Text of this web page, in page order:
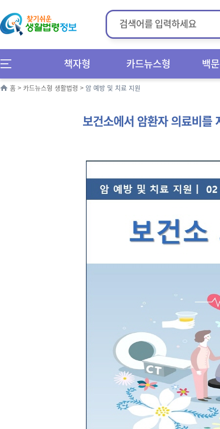
책자형 카드뉴스형 백
홈 > 카드뉴스형 생활법령 > 암 예방 및 치료 지원
보건소에서 암환자 의료비를